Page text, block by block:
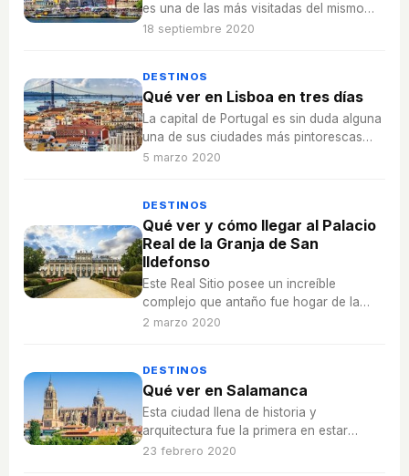
es una de las más visitadas del mismo
por su enorme patrimonio y su rico vino
18 septiembre 2020
DESTINOS
Qué ver en Lisboa en tres días
La capital de Portugal es sin duda alguna
una de sus ciudades más pintorescas
junto a otras como Oporto, Guimaraes o
5 marzo 2020
DESTINOS
Qué ver y cómo llegar al Palacio
Real de la Granja de San
Ildefonso
Este Real Sitio posee un increíble
complejo que antaño fue hogar de la
Familia Real y que con los años se ha
2 marzo 2020
DESTINOS
Qué ver en Salamanca
Esta ciudad llena de historia y
arquitectura fue la primera en estar
claramente vinculada con el intelecto.
23 febrero 2020